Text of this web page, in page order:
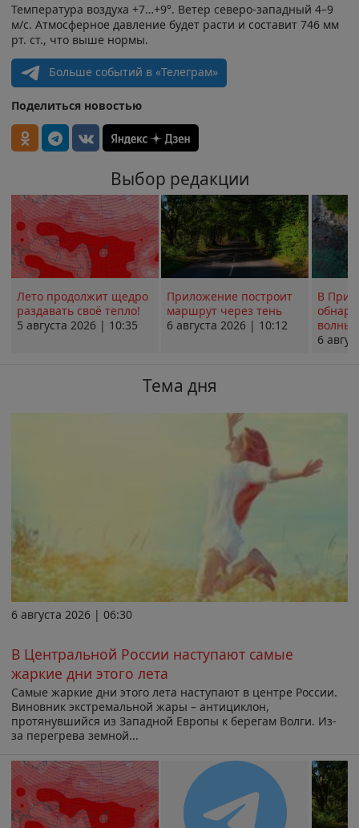
Температура воздуха +7…+9°. Ветер северо-западный 4–9
м/с. Атмосферное давление будет расти и составит 746 мм
рт. ст., что выше нормы.
Больше событий в «Телеграм»
Поделиться новостью
Выбор редакции
Лето продолжит щедро
раздавать своё тепло!
5 августа 2026 | 10:35
Приложение построит
маршрут через тень
6 августа 2026 | 10:12
В
волны
6
Тема дня
6 августа 2026 | 06:30
В Центральной России наступают самые
жаркие дни этого лета
Самые жаркие дни этого лета наступают в центре России.
Виновник экстремальной жары – антициклон,
протянувшийся из Западной Европы к берегам Волги. Из-
за перегрева земной...